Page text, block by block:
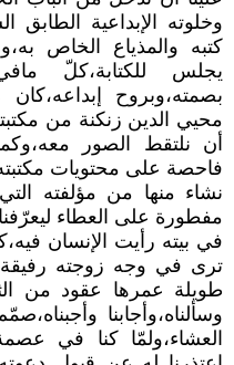
وخلوته الإبداعية الطابق
كتبه والمذياع الخاص
يجلس للكتابة،كلّ
بصمته،وبروح
محيي الدين زنكنة من
أن نلتقط الصور
فاحصة على محتويات
نشاء منها من مؤلفته
مفطورة على العطاء
في بيته رأيت الإنسان
ترى في وجه زوجته
طويلة عمرها عقود من
وسألناه،وأجابنا
العشاء،ولمّا كنا في